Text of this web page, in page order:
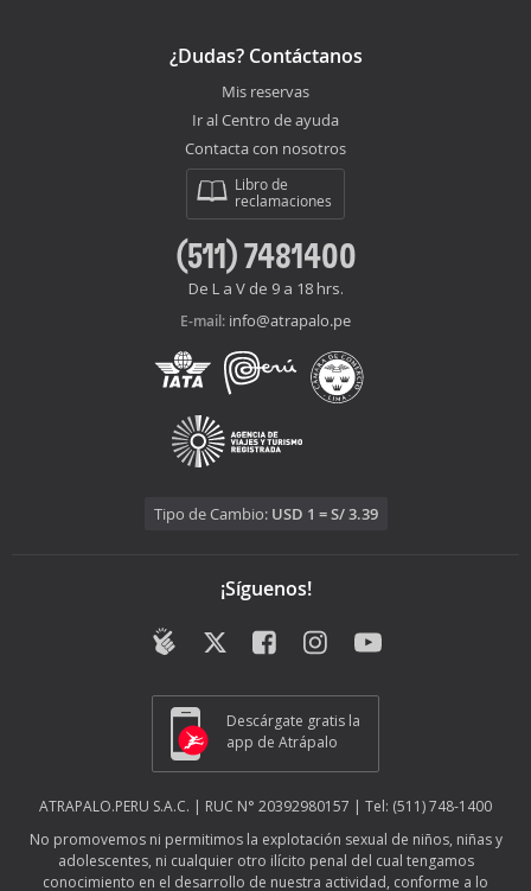
¿Dudas? Contáctanos
Mis reservas
Ir al Centro de ayuda
Contacta con nosotros
Libro de
reclamaciones
(511) 7481400
De L a V de 9 a 18 hrs.
E-mail: info@atrapalo.pe
Tipo de Cambio: USD 1 = S/ 3.39
¡Síguenos!
Descárgate gratis la
app de Atrápalo
ATRAPALO.PERU S.A.C. | RUC N° 20392980157 | Tel: (511) 748-1400
No promovemos ni permitimos la explotación sexual de niños, niñas y
adolescentes, ni cualquier otro ilícito penal del cual tengamos
conocimiento en el desarrollo de nuestra actividad, conforme a lo